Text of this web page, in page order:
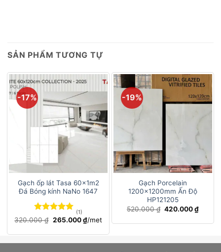
SẢN PHẨM TƯƠNG TỰ
-17%
Gạch ốp lát Tasa 60x1m2
Đá Bóng kính NaNo 1647
Được xếp
hạng
5 sao
(1)
320.000₫ Giá
265.000₫Giá
hiện
265.000 ₫.
/met
-19%
Gạch Porcelain
1200x1200mm Ấn Độ
HP121205
520.000₫ Giá
420.000₫Giá